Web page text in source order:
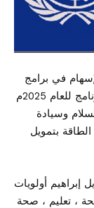
في برامج
التعافي الاقتصادي في السودان وفقاً لخطة البرنامج للعام 2025م
وسيادة
بتمويل
إبراهيم أولويات
، تعليم ، صحة